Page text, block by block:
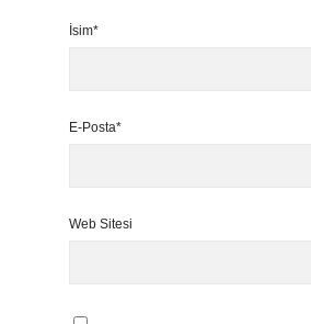
İsim*
E-Posta*
Web Sitesi